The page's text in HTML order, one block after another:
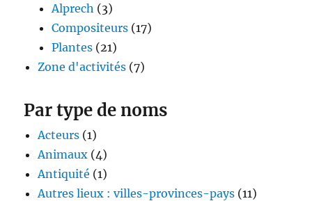
Alprech (3)
Compositeurs (17)
Plantes (21)
Zone d'activités (7)
Par type de noms
Acteurs (1)
Animaux (4)
Antiquité (1)
Autres lieux : villes-provinces-pays (11)